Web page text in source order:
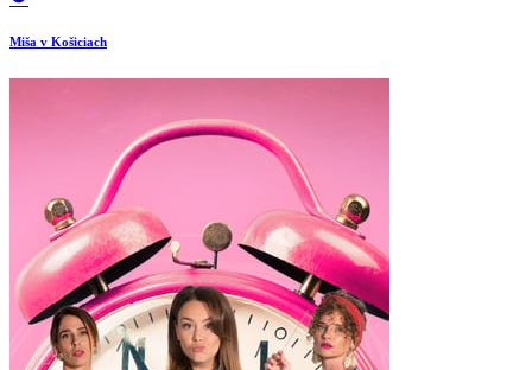
Miša v Košiciach